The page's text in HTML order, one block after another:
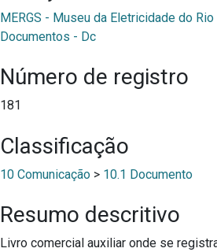
MERGS - Museu da Eletricidade do Rio
Documentos - Dc
Número de registro
181
Classificação
10 Comunicação > 10.1 Documento
Resumo descritivo
Livro comercial auxiliar onde se